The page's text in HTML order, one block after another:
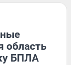
область
БПЛА